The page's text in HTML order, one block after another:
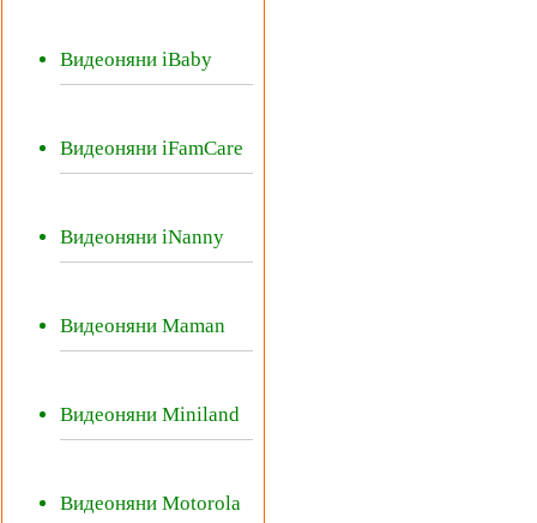
Видеоняни iBaby
Видеоняни iFamCare
Видеоняни iNanny
Видеоняни Maman
Видеоняни Miniland
Видеоняни Motorola